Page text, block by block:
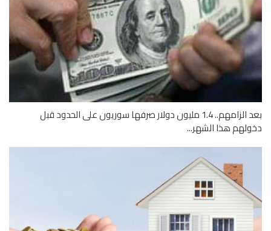
بعد الزامهم.. 1.4 مليون دولار صرفها سوريون على الحدود قبل
هذا الشهر...